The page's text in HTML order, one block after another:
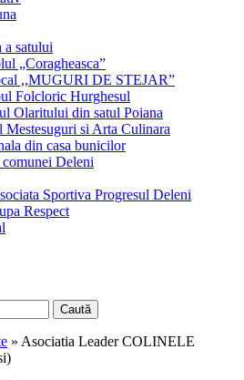
a satului
„Coragheasca”
,,MUGURI DE STEJAR”
Folcloric Hurghesul
Olaritului din satul Poiana
Mestesuguri si Arta Culinara
din casa bunicilor
Deleni
Sportiva Progresul Deleni
Respect
Caută
» Asociatia Leader COLINELE